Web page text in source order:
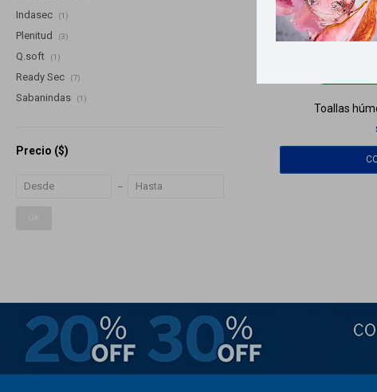
Toallas
Indasec (1)
Plenitud (3)
Q.soft (1)
Ready Sec (7)
Sabanindas (1)
Precio ($)